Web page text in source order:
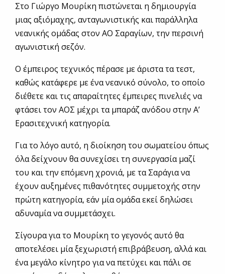
Στο Γιώργο Μουρίκη πιστώνεται η δημιουργία
μιας αξιόμαχης, ανταγωνιστικής και παράλληλα
νεανικής ομάδας στον ΑΟ Σαραγίων, την περσινή
αγωνιστική σεζόν.
Ο έμπειρος τεχνικός πέρασε με άριστα τα τεστ,
καθώς κατάφερε με ένα νεανικό σύνολο, το οποίο
διέθετε και τις απαραίτητες έμπειρες πινελιές να
φτάσει τον ΑΟΣ μέχρι τα μπαράζ ανόδου στην Α’
Ερασιτεχνική κατηγορία.
Για το λόγο αυτό, η διοίκηση του σωματείου όπως
όλα δείχνουν θα συνεχίσει τη συνεργασία μαζί
του και την επόμενη χρονιά, με τα Σαράγια να
έχουν αυξημένες πιθανότητες συμμετοχής στην
πρώτη κατηγορία, εάν μία ομάδα εκεί δηλώσει
αδυναμία να συμμετάσχει.
Σίγουρα για το Μουρίκη το γεγονός αυτό θα
αποτελέσει μία ξεχωριστή επιβράβευση, αλλά και
ένα μεγάλο κίνητρο για να πετύχει και πάλι σε